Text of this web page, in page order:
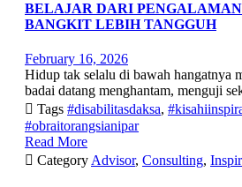
BELAJAR DARI
BANGKIT LEBIH TANGGUH
February 16, 2026
Hidup tak selalu di bawah hangatnya
badai datang menghantam, menguji
 Tags #disabilitasdaksa,
#obraitorangsianipar
Read More
 CategoryAdvisor, Consulting,